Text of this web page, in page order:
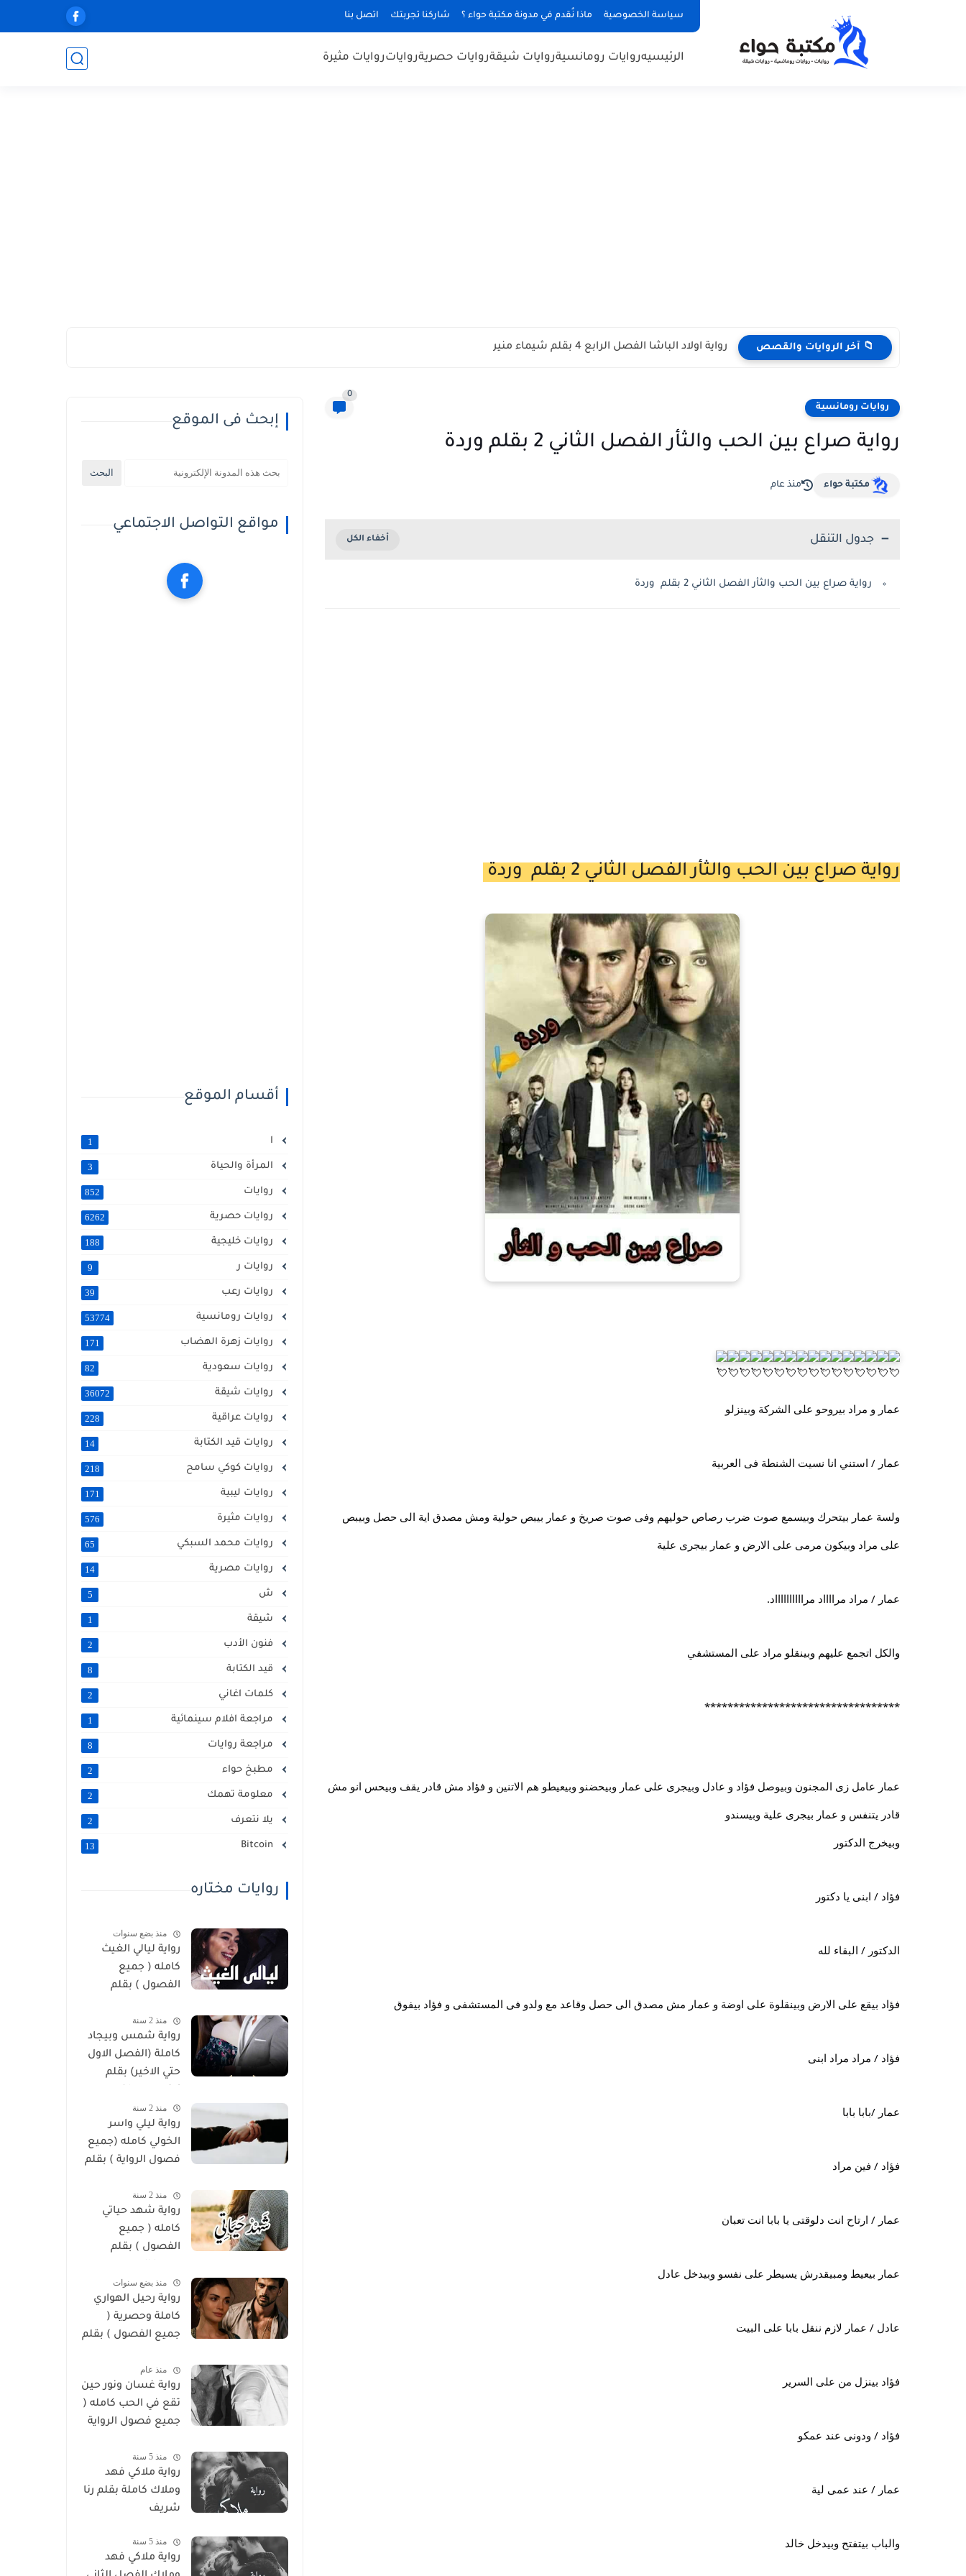
سياسة الخصوصية ماذا نُقدم في مدونة مكتبة حواء ؟ شاركنا تجربتك اتصل بنا
الرئيسيهروايات رومانسيةروايات شيقةروايات حصريةرواياتروايات مثيرة
📁 آخر الروايات والقصص رواية اولاد الباشا الفصل الرابع 4 بقلم شيماء منير
روايات رومانسية
0
رواية صراع بين الحب والثأر الفصل الثاني 2 بقلم وردة
مكتبة حواء منذ عام
جدول التنقل
رواية صراع بين الحب والثأر الفصل الثاني 2 بقلم وردة
رواية صراع بين الحب والثأر الفصل الثاني 2 بقلم وردة
عمار و مراد بيروحو على الشركة وبينزلو
عمار / استني انا نسيت الشنطة فى العربية
ولسة عمار بيتحرك وبيسمع صوت ضرب رصاص حوليهم وفى صوت صريخ و عمار بيبص حولية ومش مصدق اية الى حصل وبيبص
على مراد وبيكون مرمى على الارض و عمار بيجرى علية
عمار / مراد مرااااد مرااااااااااد.
والكل اتجمع عليهم وبينقلو مراد على المستشفي
**********************************
عمار عامل زى المجنون وبيوصل فؤاد و عادل وبيجرى على عمار وبيحضنو وبيعيطو هم الاتنين و فؤاد مش قادر يقف وبيحس انو مش
قادر يتنفس و عمار بيجرى علية وبيسندو
وبيخرج الدكتور
فؤاد / ابنى يا دكتور
الدكتور / البقاء لله
فؤاد بيقع على الارض وبينقلوة على اوضة و عمار مش مصدق الى حصل وقاعد مع ولدو فى المستشفى و فؤاد بيفوق
فؤاد / مراد مراد ابنى
عمار /بابا بابا
فؤاد / فين مراد
عمار / ارتاح انت دلوقتى يا بابا انت تعبان
عمار بيعيط ومبيقدرش يسيطر على نفسو وبيدخل عادل
عادل / عمار لازم ننقل بابا على البيت
فؤاد بينزل من على السرير
فؤاد / ودونى عند عمكو
عمار / عند عمى لية
والباب بيتفتح وبيدخل خالد
إبحث فى الموقع
مواقع التواصل الاجتماعي
أقسام الموقع
ا 1
المرأة والحياة 3
روايات 852
روايات حصرية 6262
روايات خليجية 188
روايات ر 9
روايات رعب 39
روايات رومانسية 53774
روايات زهرة الهضاب 171
روايات سعودية 82
روايات شيقة 36072
روايات عراقية 228
روايات قيد الكتابة 14
روايات كوكي سامح 218
روايات ليبية 171
روايات مثيرة 576
روايات محمد السبكي 65
روايات مصرية 14
ش 5
شيقة 1
فنون الأدب 2
قيد الكتابة 8
كلمات اغاني 2
مراجعة افلام سينمائية 1
مراجعة روايات 8
مطبخ حواء 2
معلومة تهمك 2
يلا نتعرف 2
13
روايات مختاره
منذ بضع سنوات
رواية ليالي الغيث
كامله ( جميع
الفصول ) بقلم
منذ 2 سنة
رواية شمس وبيجاد
كاملة (الفصل الاول
حتي الاخير) بقلم
منذ 2 سنة
رواية ليلي واسر
الخولي كامله (جميع
فصول الرواية ) بقلم
منذ 2 سنة
رواية شهد حياتي
كامله ( جميع
الفصول ) بقلم
منذ بضع سنوات
رواية رحيل الهواري
كاملة وحصرية (
جميع الفصول ) بقلم
منذ عام
رواية غسان ونور حين
تقع في الحب كامله (
جميع فصول الرواية
منذ 5 سنة
رواية ملاكي فهد
وملاك كاملة بقلم رنا
شريف
منذ 5 سنة
رواية ملاكي فهد